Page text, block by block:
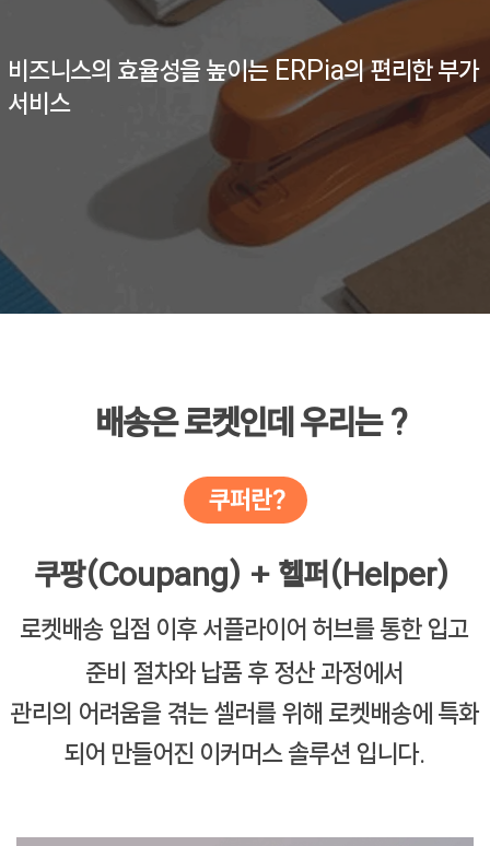
비즈니스의 효율성을 높이는 ERPia의 편리한 부가
서비스
배송은​ 로켓​인데 우리는 ?
쿠팡(Coupang) + 헬퍼(Helper)
로켓배송 입점 이후 서플라이어 허브를 통한 입고
준비 절차와 납품 후 정산 과정에서
관리의 어려움을 겪는 셀러를 위해 로켓배송에 특화
되어 만들어진 이커머스 솔루션 입니다.